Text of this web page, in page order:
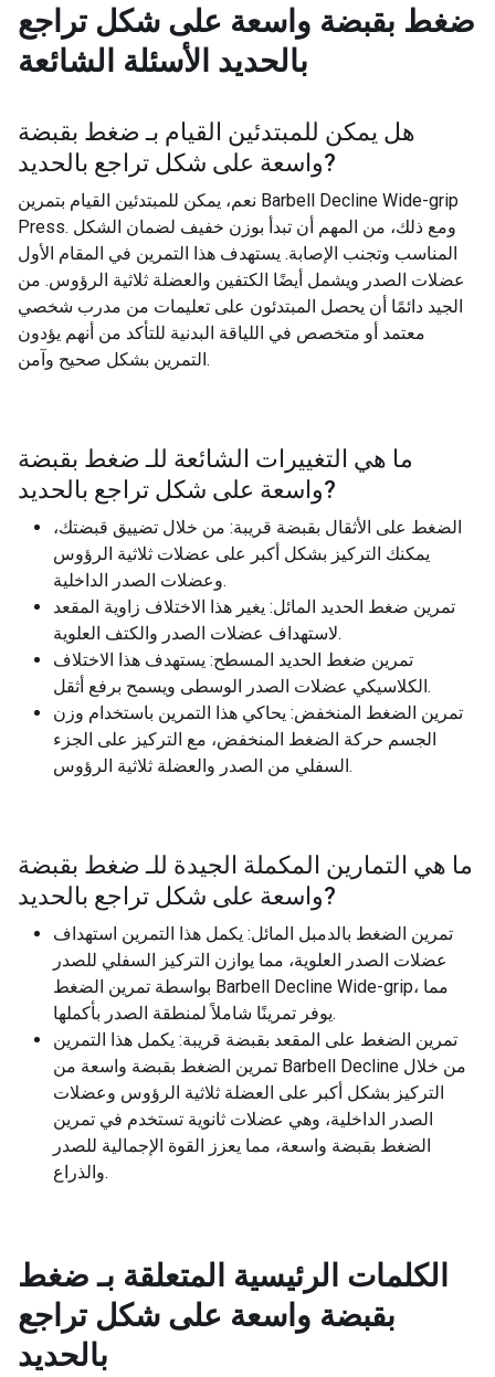
ضغط بقبضة واسعة على شكل تراجع
بالحديد الأسئلة الشائعة
هل يمكن للمبتدئين القيام بـ ضغط بقبضة
واسعة على شكل تراجع بالحديد?
نعم، يمكن للمبتدئين القيام بتمرين Barbell Decline Wide-grip
Press. ومع ذلك، من المهم أن تبدأ بوزن خفيف لضمان الشكل
المناسب وتجنب الإصابة. يستهدف هذا التمرين في المقام الأول
عضلات الصدر ويشمل أيضًا الكتفين والعضلة ثلاثية الرؤوس. من
الجيد دائمًا أن يحصل المبتدئون على تعليمات من مدرب شخصي
معتمد أو متخصص في اللياقة البدنية للتأكد من أنهم يؤدون
التمرين بشكل صحيح وآمن.
ما هي التغييرات الشائعة للـ ضغط بقبضة
واسعة على شكل تراجع بالحديد?
الضغط على الأثقال بقبضة قريبة: من خلال تضييق قبضتك،
يمكنك التركيز بشكل أكبر على عضلات ثلاثية الرؤوس
وعضلات الصدر الداخلية.
تمرين ضغط الحديد المائل: يغير هذا الاختلاف زاوية المقعد
لاستهداف عضلات الصدر والكتف العلوية.
تمرين ضغط الحديد المسطح: يستهدف هذا الاختلاف
الكلاسيكي عضلات الصدر الوسطى ويسمح برفع أثقل.
تمرين الضغط المنخفض: يحاكي هذا التمرين باستخدام وزن
الجسم حركة الضغط المنخفض، مع التركيز على الجزء
السفلي من الصدر والعضلة ثلاثية الرؤوس.
ما هي التمارين المكملة الجيدة للـ ضغط بقبضة
واسعة على شكل تراجع بالحديد?
تمرين الضغط بالدمبل المائل: يكمل هذا التمرين استهداف
عضلات الصدر العلوية، مما يوازن التركيز السفلي للصدر
بواسطة تمرين الضغط Barbell Decline Wide-grip، مما
يوفر تمرينًا شاملاً لمنطقة الصدر بأكملها.
تمرين الضغط على المقعد بقبضة قريبة: يكمل هذا التمرين
تمرين الضغط بقبضة واسعة من Barbell Decline من خلال
التركيز بشكل أكبر على العضلة ثلاثية الرؤوس وعضلات
الصدر الداخلية، وهي عضلات ثانوية تستخدم في تمرين
الضغط بقبضة واسعة، مما يعزز القوة الإجمالية للصدر
والذراع.
الكلمات الرئيسية المتعلقة بـ ضغط
بقبضة واسعة على شكل تراجع
بالحديد